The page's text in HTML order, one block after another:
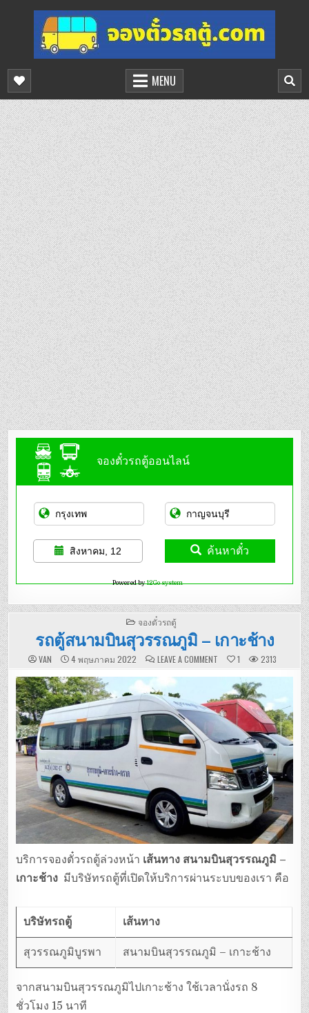
content
จองตั๋วรถตู้ออนไลน์
บริการจองตั๋วรถตู้ออนไลน์
MENU
จองตั๋วรถตู้ออนไลน์
สิงหาคม, 12 ค้นหาตั๋ว
Powered by12Go system
POSTED
IN
จองตั๋วรถตู้
รถตู้สนามบินสุวรรณภูมิ – เกาะช้าง
VAN 4 พฤษภาคม 2022 LEAVE A COMMENT
ตู้
สนาม
บิน
สุวรรณภูมิ
–
เกาะ
ช้าง
1 2313
บริการจองตั๋วรถตู้ล่วงหน้า เส้นทาง สนามบินสุวรรณภูมิ –
เกาะช้าง มีบริษัทรถตู้ที่เปิดให้บริการผ่านระบบของเรา คือ
บริษัทรถตู้ เส้นทาง
สุวรรณภูมิบูรพา สนามบินสุวรรณภูมิ – เกาะช้าง
จากสนามบินสุวรรณภูมิไปเกาะช้าง ใช้เวลานั่งรถ 8
ชั่วโมง 15 นาที